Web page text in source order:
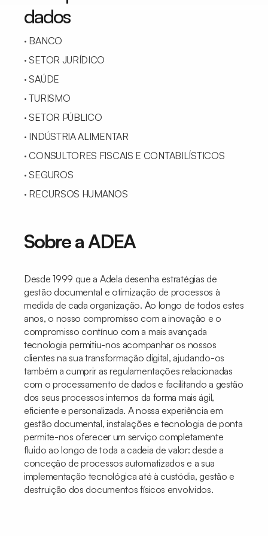
dados
· BANCO
· SETOR JURÍDICO
· SAÚDE
· TURISMO
· SETOR PÚBLICO
· INDÚSTRIA ALIMENTAR
· CONSULTORES FISCAIS E CONTABILÍSTICOS
· SEGUROS
· RECURSOS HUMANOS
Sobre a ADEA
Desde 1999 que a Adela desenha estratégias de
gestão documental e otimização de processos à
medida de cada organização. Ao longo de todos estes
anos, o nosso compromisso com a inovação e o
compromisso contínuo com a mais avançada
tecnologia permitiu-nos acompanhar os nossos
clientes na sua transformação digital, ajudando-os
também a cumprir as regulamentações relacionadas
com o processamento de dados e facilitando a gestão
dos seus processos internos da forma mais ágil,
eficiente e personalizada. A nossa experiência em
gestão documental, instalações e tecnologia de ponta
permite-nos oferecer um serviço completamente
fluido ao longo de toda a cadeia de valor: desde a
conceção de processos automatizados e a sua
implementação tecnológica até à custódia, gestão e
destruição dos documentos físicos envolvidos.